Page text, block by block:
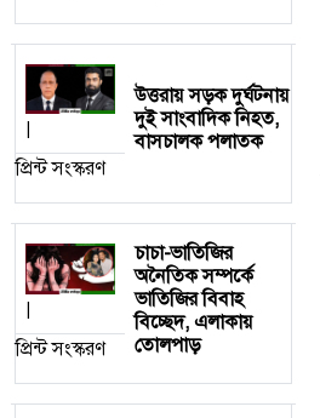
|
প্রিন্ট সংস্করণ
উত্তরায় সড়ক দুর্ঘটনায়
দুই সাংবাদিক নিহত,
বাসচালক পলাতক
|
প্রিন্ট সংস্করণ
চাচা-ভাতিজির
অনৈতিক সম্পর্কে
ভাতিজির বিবাহ
বিচ্ছেদ, এলাকায়
তোলপাড়